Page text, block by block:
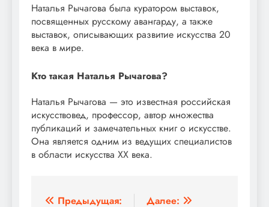
Наталья Рычагова была куратором выставок,
посвященных русскому авангарду, а также
выставок, описывающих развитие искусства 20
века в мире.
Кто такая Наталья Рычагова?
Наталья Рычагова — это известная российская
искусствовед, профессор, автор множества
публикаций и замечательных книг о искусстве.
Она является одним из ведущих специалистов
в области искусства XX века.
Предыдущая: Далее: